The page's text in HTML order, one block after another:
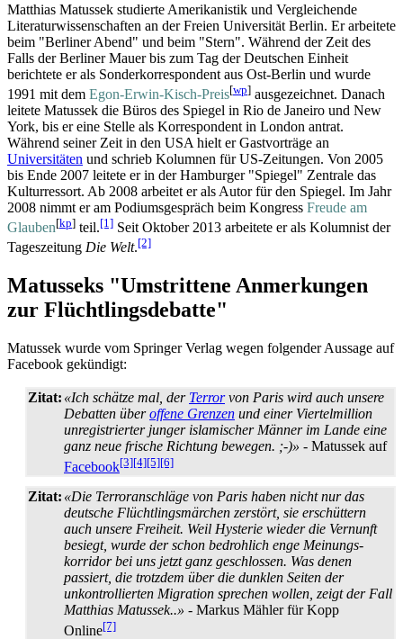
Matthias Matussek studierte Amerikanistik und Vergleichende
Literatur­wissen­schaften an der Freien Universität Berlin. Er arbeitete
beim "Berliner Abend" und beim "Stern". Während der Zeit des
Falls der Berliner Mauer bis zum Tag der Deutschen Einheit
berichtete er als Sonder­korrespondent aus Ost-Berlin und wurde
1991 mit dem Egon-Erwin-Kisch-Preis[wp] ausgezeichnet. Danach
leitete Matussek die Büros des Spiegel in Rio de Janeiro und New
York, bis er eine Stelle als Korrespondent in London antrat.
Während seiner Zeit in den USA hielt er Gastvorträge an
Universitäten und schrieb Kolumnen für US-Zeitungen. Von 2005
bis Ende 2007 leitete er in der Hamburger "Spiegel" Zentrale das
Kulturressort. Ab 2008 arbeitet er als Autor für den Spiegel. Im Jahr
2008 nimmt er am Podiums­gespräch beim Kongress Freude am
Glauben[kp] teil.[1] Seit Oktober 2013 arbeitete er als Kolumnist der
Tageszeitung Die Welt.[2]
Matusseks "Umstrittene Anmerkungen
zur Flüchtlingsdebatte"
Matussek wurde vom Springer Verlag wegen folgender Aussage auf
Facebook gekündigt:
Zitat: «Ich schätze mal, der Terrorvon Paris wird auch unsere
Debatten überoffene Grenzen und einer Viertelmillion
unregistrierter junger islamischer Männer im Lande eine
ganz neue frische Richtung bewegen. ;-)» - Matussek auf
Facebook[3][4][5][6]
Zitat: «Die Terroranschläge von Paris haben nicht nur das
deutsche Flüchtlingsmärchen zerstört, sie erschüttern
auch unsere Freiheit. Weil Hysterie wieder die Vernunft
besiegt, wurde der schon bedrohlich enge Meinungs­
korridor bei uns jetzt ganz geschlossen. Was denen
passiert, die trotzdem über die dunklen Seiten der
unkontrollierten Migration sprechen wollen, zeigt der Fall
Matthias Matussek..» - Markus Mähler für Kopp
Online[7]